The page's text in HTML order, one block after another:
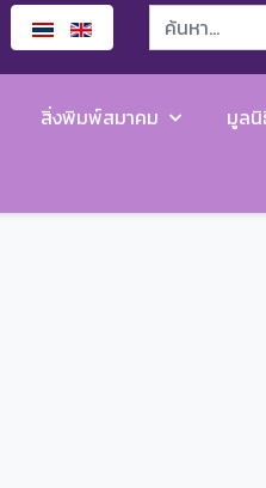
สิ่งพิมพ์สมาคม มูล